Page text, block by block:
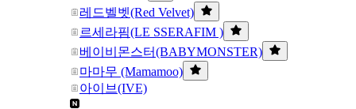
레드벨벳(Red Velvet)
르세라핌(LE SSERAFIM )
베이비몬스터(BABYMONSTER)
마마무 (Mamamoo)
아이브(IVE)